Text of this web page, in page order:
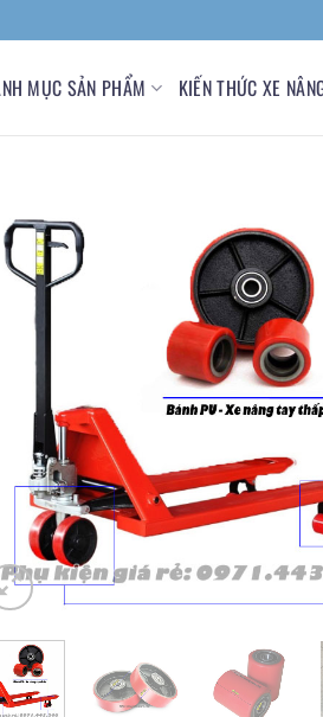
MỤC SẢN PHẨM KIẾN THỨC XE